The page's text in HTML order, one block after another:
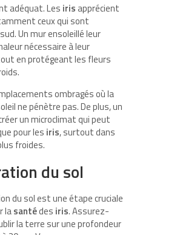
adéquat. Les iris apprécient
ceux qui sont
Un mur ensoleillé leur
nécessaire à leur
en protégeant les fleurs
ombragés où la
ne pénètre pas. De plus, un
un microclimat qui peut
pour les iris, surtout dans
froides.
du sol
du sol est une étape cruciale
lasantédes iris. Assurez-
la terre sur une profondeur